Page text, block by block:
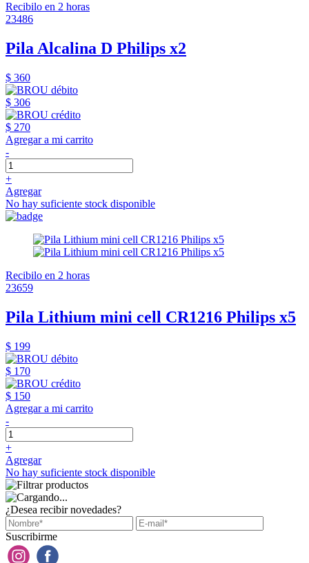
Recibilo en 2 horas
23486
Pila Alcalina D Philips x2
$ 360
$ 306
$ 270
Agregar a mi carrito
-
+
Agregar
No hay suficiente stock disponible
Recibilo en 2 horas
23659
Pila Lithium mini cell CR1216 Philips x5
$ 199
$ 170
$ 150
Agregar a mi carrito
-
+
Agregar
No hay suficiente stock disponible
¿Desea recibir novedades?
Suscribirme